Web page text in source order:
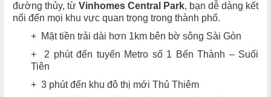
đường thủy, từ Vinhomes Central Park, bạn dễ dàng kết
nối đến mọi khu vực quan trọng trong thành phố.
+ Mặt tiền trải dài hơn 1km bên bờ sông Sài Gòn
+ 2 phút đến tuyến Metro số 1 Bến Thành – Suối
Tiên
+ 3 phút đến khu đô thị mới Thủ Thiêm